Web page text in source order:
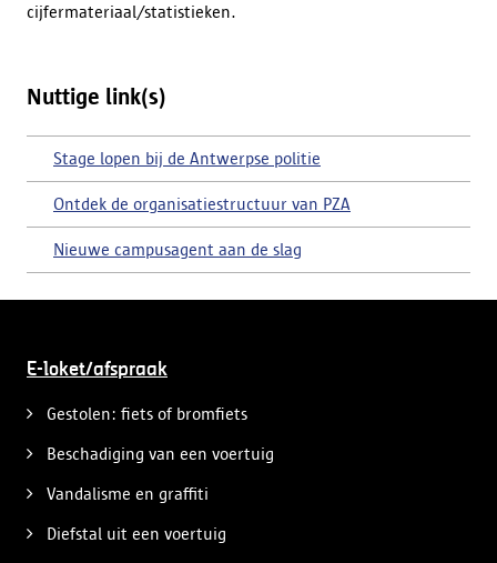
cijfermateriaal/statistieken.
Nuttige link(s)
Stage lopen bij de Antwerpse politie
Ontdek de organisatiestructuur van PZA
Nieuwe campusagent aan de slag
E-loket/afspraak
Gestolen: fiets of bromfiets
Beschadiging van een voertuig
Vandalisme en graffiti
Diefstal uit een voertuig